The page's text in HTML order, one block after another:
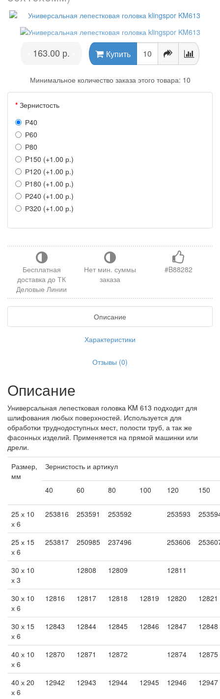
163.00 р. Купить
Минимальное количество заказа этого товара: 10
Зернистость
Р40
Р60
Р80
P150 (+1.00 р.)
Р120 (+1.00 р.)
Р180 (+1.00 р.)
Р240 (+1.00 р.)
Р320 (+1.00 р.)
Бесплатная
доставка до ТК
Деловые Линии
Нет мин. суммы
заказа
#B88282
Описание
Характеристики
Отзывы (0)
Описание
Универсальная лепестковая головка KM 613 подходит для
шлифования любых поверхностей. Используется для
обработки труднодоступных мест, полости труб, а так же
фасонных изделий. Применяется на прямой машинки или
дрели.
Размер,
мм
Зернистость и артикул
40 60 80 100 120 150
25 х 10
х 6
253816 253591 253592 253593
25 х 15
х 6
253817 250985 237496 253606
30 х 10
х 3
12808 12809 12811
30 х 10
х 6
12816 12817 12818 12819 12820 12821
30 х 15
х 6
12843 12844 12845 12846 12847 12848
40 х 10
х 6
12870 12871 12872 12874 12875
40 х 20
х 6
12942 12943 12944 12945 12946 12947